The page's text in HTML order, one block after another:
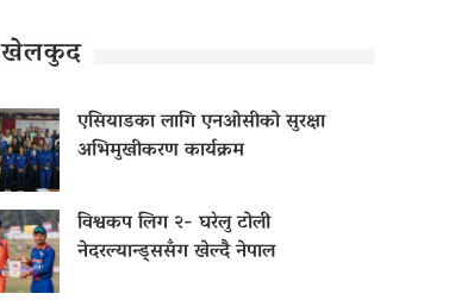
खेलकुद
एसियाडका लागि एनओसीको सुरक्षा
अभिमुखीकरण कार्यक्रम
विश्वकप लिग २- घरेलु टोली
नेदरल्यान्ड्ससँग खेल्दै नेपाल